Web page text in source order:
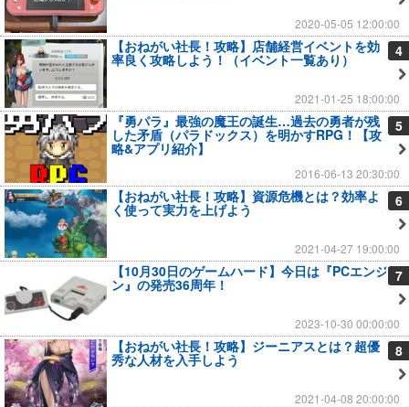
2020-05-05 12:00:00
4
【おねがい社長！攻略】店舗経営イベントを効
率良く攻略しよう！（イベント一覧あり）
2021-01-25 18:00:00
5
『勇パラ』最強の魔王の誕生…過去の勇者が残
した矛盾（パラドックス）を明かすRPG！【攻
略&アプリ紹介】
2016-06-13 20:30:00
6
【おねがい社長！攻略】資源危機とは？効率よ
く使って実力を上げよう
2021-04-27 19:00:00
7
【10月30日のゲームハード】今日は『PCエンジ
ン』の発売36周年！
2023-10-30 00:00:00
8
【おねがい社長！攻略】ジーニアスとは？超優
秀な人材を入手しよう
2021-04-08 20:00:00